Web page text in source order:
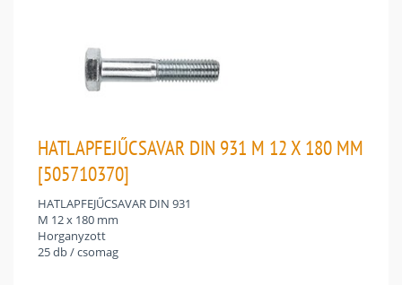
HATLAPFEJŰCSAVAR DIN 931 M 12 X 180 MM
[505710370]
HATLAPFEJŰCSAVAR DIN 931
M 12 x 180 mm
Horganyzott
25 db / csomag